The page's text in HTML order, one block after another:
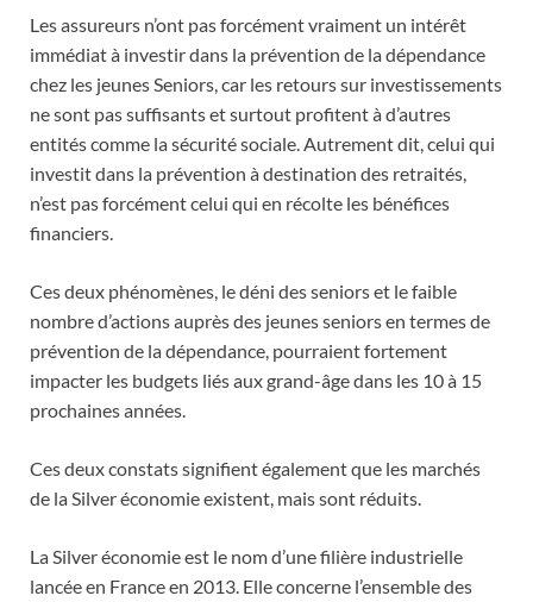
Les assureurs n’ont pas forcément vraiment un intérêt
immédiat à investir dans la prévention de la dépendance
chez les jeunes Seniors, car les retours sur investissements
ne sont pas suffisants et surtout profitent à d’autres
entités comme la sécurité sociale. Autrement dit, celui qui
investit dans la prévention à destination des retraités,
n’est pas forcément celui qui en récolte les bénéfices
financiers.
Ces deux phénomènes, le déni des seniors et le faible
nombre d’actions auprès des jeunes seniors en termes de
prévention de la dépendance, pourraient fortement
impacter les budgets liés aux grand-âge dans les 10 à 15
prochaines années.
Ces deux constats signifient également que les marchés
de la Silver économie existent, mais sont réduits.
La Silver économie est le nom d’une filière industrielle
lancée en France en 2013. Elle concerne l’ensemble des